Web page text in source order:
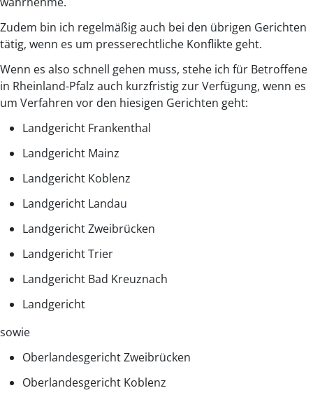
Zudem bin ich regelmäßig auch bei den übrigen Gerichten
tätig, wenn es um presserechtliche Konflikte geht.
Wenn es also schnell gehen muss, stehe ich für Betroffene
in Rheinland-Pfalz auch kurzfristig zur Verfügung, wenn es
um Verfahren vor den hiesigen Gerichten geht:
Landgericht Frankenthal
Landgericht Mainz
Landgericht Koblenz
Landgericht Landau
Landgericht Zweibrücken
Landgericht Trier
Landgericht Bad Kreuznach
Landgericht
sowie
Oberlandesgericht Zweibrücken
Oberlandesgericht Koblenz